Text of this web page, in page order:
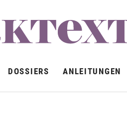
DOSSIERS ANLEITUNGEN